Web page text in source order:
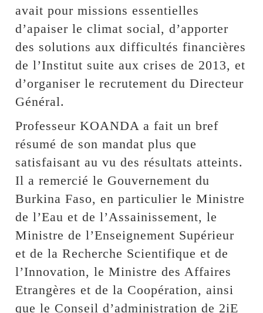
avait pour missions essentielles
d’apaiser le climat social, d’apporter
des solutions aux difficultés financières
de l’Institut suite aux crises de 2013, et
d’organiser le recrutement du Directeur
Général.
Professeur KOANDA a fait un bref
résumé de son mandat plus que
satisfaisant au vu des résultats atteints.
Il a remercié le Gouvernement du
Burkina Faso, en particulier le Ministre
de l’Eau et de l’Assainissement, le
Ministre de l’Enseignement Supérieur
et de la Recherche Scientifique et de
l’Innovation, le Ministre des Affaires
Etrangères et de la Coopération, ainsi
que le Conseil d’administration de 2iE